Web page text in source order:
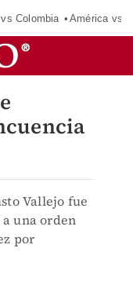
Colombia América vs
Vallejo fue
una orden
por